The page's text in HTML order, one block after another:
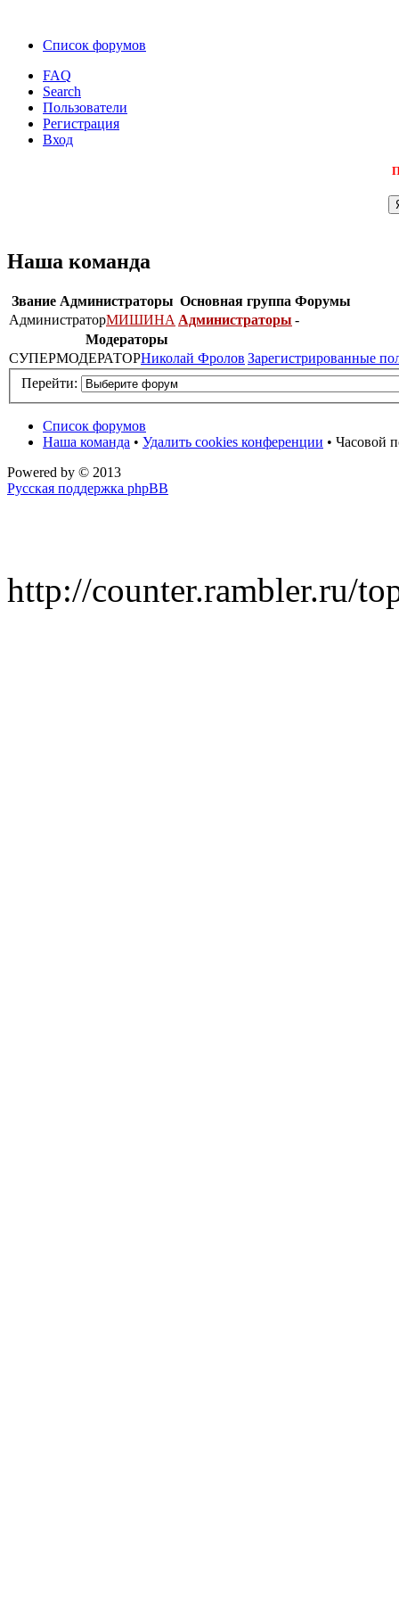
Список форумов
FAQ
Search
Пользователи
Регистрация
Вход
Наша команда
Звание Администраторы Основная группа Форумы
АдминистраторМИШИНА Администраторы -
Модераторы
СУПЕРМОДЕРАТОРНиколай Фролов Зарегистрированные
Перейти:
Список форумов
Наша команда • Удалить cookies конференции • Часовой
Powered by © 2013
Русская поддержка phpBB
http://counter.rambler.ru/